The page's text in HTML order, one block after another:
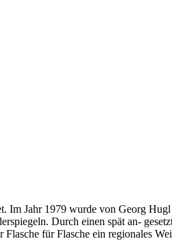
Jahr 1979 wurde von Georg
Durch einen spät an-
für Flasche ein regionales